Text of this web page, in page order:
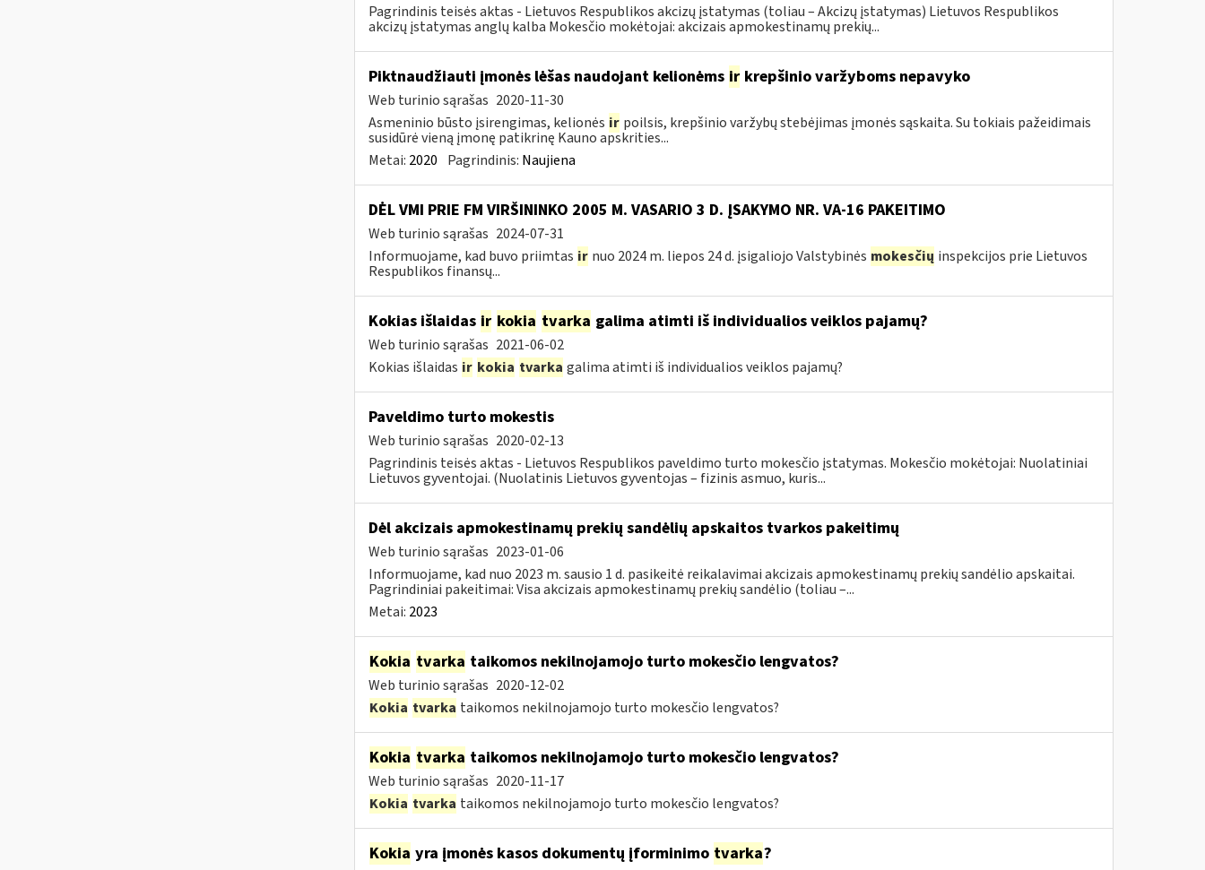
Pagrindinis teisės aktas - Lietuvos Respublikos akcizų įstatymas (toliau – Akcizų įstatymas) Lietuvos Respublikos
akcizų įstatymas anglų kalba Mokesčio mokėtojai: akcizais apmokestinamų prekių...
Piktnaudžiauti įmonės lėšas naudojant kelionėms irkrepšinio varžyboms nepavyko
Web turinio sąrašas 2020-11-30
Asmeninio būsto įsirengimas, kelionės ir poilsis, krepšinio varžybų stebėjimas įmonės sąskaita. Su tokiais pažeidimais
susidūrė vieną įmonę patikrinę Kauno apskrities...
Metai: 2020 Pagrindinis: Naujiena
DĖL VMI PRIE FM VIRŠININKO 2005 M. VASARIO 3 D. ĮSAKYMO NR. VA-16 PAKEITIMO
Web turinio sąrašas 2024-07-31
Informuojame, kad buvo priimtas ir nuo 2024 m. liepos 24 d. įsigaliojo Valstybinės mokesčių inspekcijos prie Lietuvos
Respublikos finansų...
Kokias išlaidas ir kokia tvarka galima atimti iš individualios veiklos pajamų?
Web turinio sąrašas 2021-06-02
Kokias išlaidas ir kokia tvarka galima atimti iš individualios veiklos pajamų?
Paveldimo turto mokestis
Web turinio sąrašas 2020-02-13
Pagrindinis teisės aktas - Lietuvos Respublikos paveldimo turto mokesčio įstatymas. Mokesčio mokėtojai: Nuolatiniai
Lietuvos gyventojai. (Nuolatinis Lietuvos gyventojas – fizinis asmuo, kuris...
Dėl akcizais apmokestinamų prekių sandėlių apskaitos tvarkos pakeitimų
Web turinio sąrašas 2023-01-06
Informuojame, kad nuo 2023 m. sausio 1 d. pasikeitė reikalavimai akcizais apmokestinamų prekių sandėlio apskaitai.
Pagrindiniai pakeitimai: Visa akcizais apmokestinamų prekių sandėlio (toliau –...
Metai: 2023
Kokia tvarka taikomos nekilnojamojo turto mokesčio lengvatos?
Web turinio sąrašas 2020-12-02
Kokia tvarka taikomos nekilnojamojo turto mokesčio lengvatos?
Kokia tvarka taikomos nekilnojamojo turto mokesčio lengvatos?
Web turinio sąrašas 2020-11-17
Kokia tvarka taikomos nekilnojamojo turto mokesčio lengvatos?
Kokia yra įmonės kasos dokumentų įforminimo tvarka?